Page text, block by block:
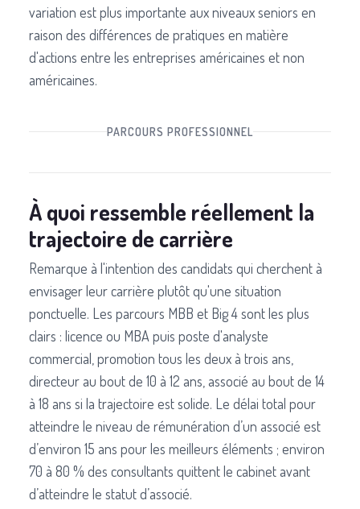
variation est plus importante aux niveaux seniors en
raison des différences de pratiques en matière
d'actions entre les entreprises américaines et non
américaines.
PARCOURS PROFESSIONNEL
À quoi ressemble réellement la
trajectoire de carrière
Remarque à l'intention des candidats qui cherchent à
envisager leur carrière plutôt qu'une situation
ponctuelle. Les parcours MBB et Big 4 sont les plus
clairs : licence ou MBA puis poste d'analyste
commercial, promotion tous les deux à trois ans,
directeur au bout de 10 à 12 ans, associé au bout de 14
à 18 ans si la trajectoire est solide. Le délai total pour
atteindre le niveau de rémunération d’un associé est
d’environ 15 ans pour les meilleurs éléments ; environ
70 à 80 % des consultants quittent le cabinet avant
d’atteindre le statut d’associé.